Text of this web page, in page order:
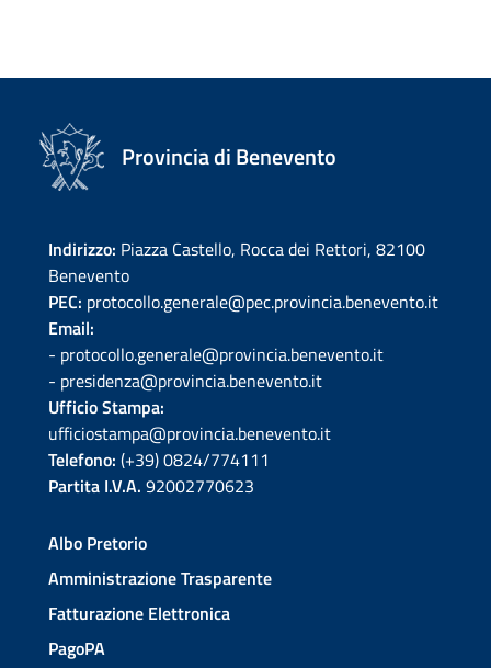
Provincia di Benevento
Indirizzo: Piazza Castello, Rocca dei Rettori, 82100
Benevento
PEC: protocollo.generale@pec.provincia.benevento.it
Email:
- protocollo.generale@provincia.benevento.it
- presidenza@provincia.benevento.it
Ufficio Stampa:
ufficiostampa@provincia.benevento.it
Telefono: (+39) 0824/774111
Partita I.V.A. 92002770623
Albo Pretorio
Amministrazione Trasparente
Fatturazione Elettronica
PagoPA